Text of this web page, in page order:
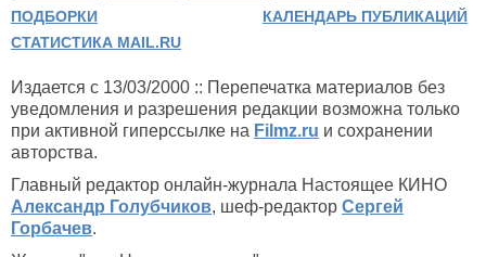
ПОДБОРКИ
КАЛЕНДАРЬ ПУБЛИКАЦИЙ
СТАТИСТИКА MAIL.RU
Издается с 13/03/2000 :: Перепечатка материалов без
уведомления и разрешения редакции возможна только
при активной гиперссылке на Filmz.ru и сохранении
авторства.
Главный редактор онлайн-журнала Настоящее КИНО
Александр Голубчиков, шеф-редактор Сергей
Горбачев.